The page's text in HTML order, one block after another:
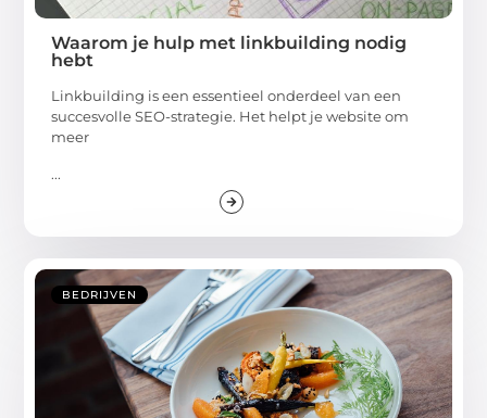
Waarom je hulp met linkbuilding nodig
hebt
Linkbuilding is een essentieel onderdeel van een
succesvolle SEO-strategie. Het helpt je website om
meer
...
BEDRIJVEN